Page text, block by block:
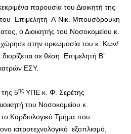
παρουσία του Διοικητή της
Επιμελητή Α’ Νικ. Μπουσδρούκη
ο Διοικητής του Νοσοκομείου κ.
στην ορκωμοσία του κ. Κων/
σε θέση Επιμελητή Β’
ΕΣΥ.
της 5ης ΥΠΕ κ. Φ. Σερέτης
του Νοσοκομείου κ.
Καρδιολογικό Τμήμα που
ιατροτεχνολογικό εξοπλισμό,